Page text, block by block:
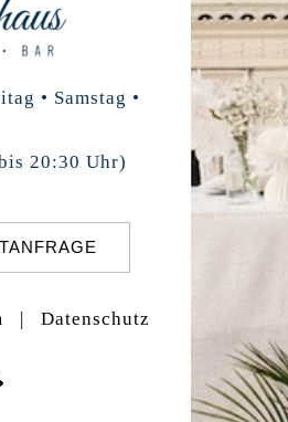
• Samstag •
20:30 Uhr)
|Datenschutz